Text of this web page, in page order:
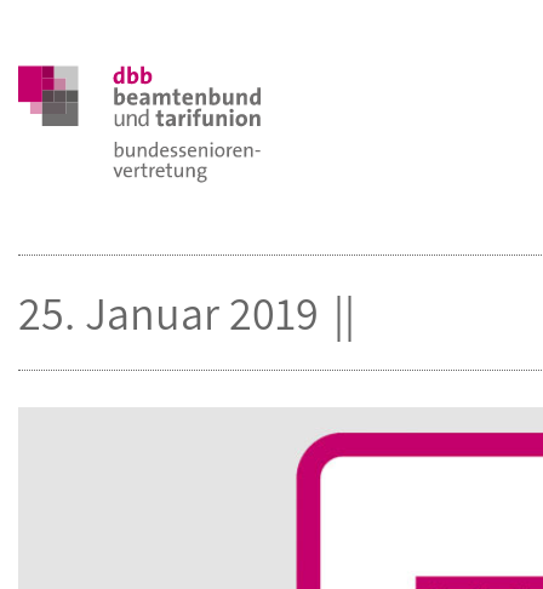
25. Januar 2019